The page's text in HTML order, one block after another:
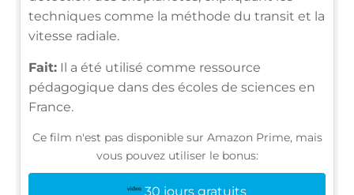
techniques comme la méthode du transit et la
vitesse radiale.
Fait: Il a été utilisé comme ressource
pédagogique dans des écoles de sciences en
France.
Ce film n'est pas disponible sur Amazon Prime, mais
vous pouvez utiliser le bonus:
30 jours gratuits